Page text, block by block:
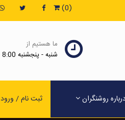
(0)
ما هستیم از
شنبه - پنجشنبه 8:00 - 13:00
روشنگران ثبت نام / ورود